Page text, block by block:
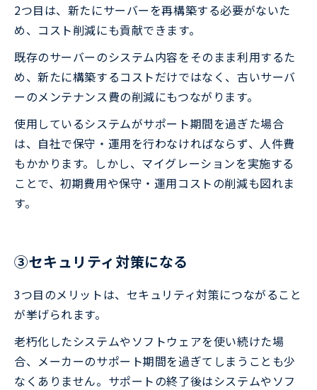
2つ目は、新たにサーバーを再構築する必要がないた
め、コスト削減にも貢献できます。
既存のサーバーのシステム内容をそのまま利用するた
め、新たに構築するコストだけではなく、古いサーバ
ーのメンテナンス費の削減にもつながります。
使用しているシステムがサポート期間を過ぎた場合
は、自社で保守・運用を行わなければならず、人件費
もかかります。しかし、マイグレーションを実施する
ことで、初期費用や保守・運用コストの削減も図れま
す。
③セキュリティ対策になる
3つ目のメリットは、セキュリティ対策につながること
が挙げられます。
老朽化したシステムやソフトウェアを使い続けた場
合、メーカーのサポート期間を過ぎてしまうことも少
なくありません。サポートの終了後はシステムやソフ